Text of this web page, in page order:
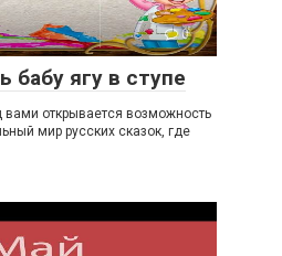
0
бабу ягу в ступе
вами открывается возможность
мир русских сказок, где